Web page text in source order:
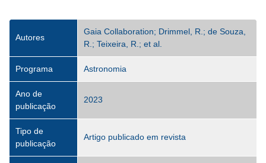
Autores
Gaia Collaboration; Drimmel, R.; de Souza,
R.; Teixeira, R.; et al.
Programa Astronomia
Ano de
publicação
2023
Tipo de
publicação
Artigo publicado em revista